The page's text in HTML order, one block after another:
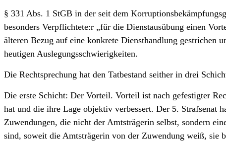
§ 331 Abs. 1 StGB in der seit dem
besonders Verpflichtete:r „für die Dienstausübung einen
älteren Bezug auf eine konkrete Diensthandlung gestrichen
heutigen Auslegungs­schwierigkeiten.
Die Rechtsprechung hat den Tatbestand seither in drei
Die erste Schicht: Der Vorteil. Vorteil ist nach gefestigter
hat und die ihre Lage objektiv verbessert. Der 5.
Zuwendungen, die nicht der Amtsträgerin selbst, sondern
sind, soweit die Amtsträgerin von der Zuwendung weiß,